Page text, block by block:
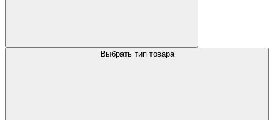
Выбрать тип товара